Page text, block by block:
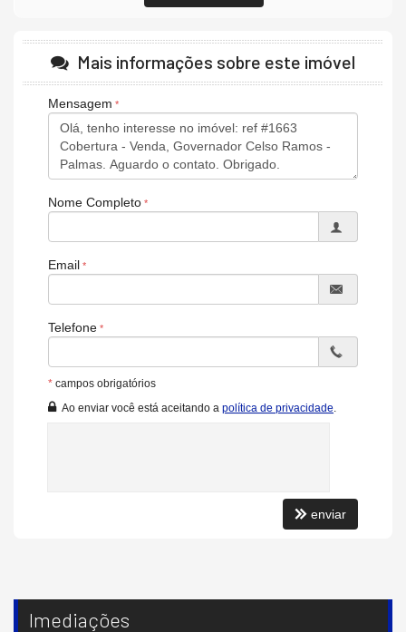
Sala de Jogos
Piscina
Espaço Gourmet
Portaria 24h
Brinquedoteca
Piscina Infantil
Elevador
Boliche
Acessibilidade para PNE
Mais informações sobre este imóvel
Mensagem
Nome Completo
Email
Telefone
* campos obrigatórios
Ao enviar você está aceitando a política de privacidade
enviar
Imediações